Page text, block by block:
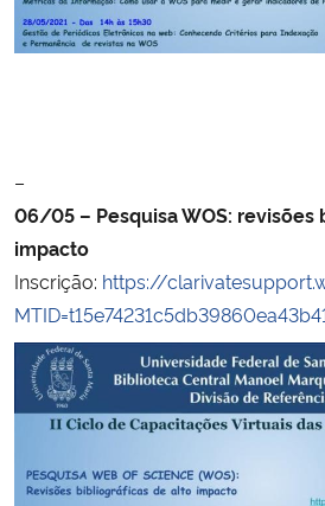
–
06/05 – Pesquisa WOS:
impacto
Inscrição: https://